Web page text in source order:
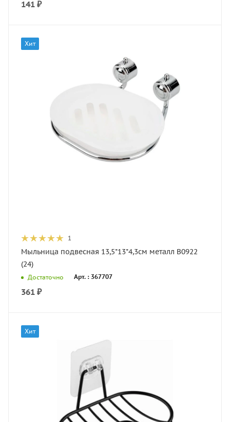
141 ₽
Хит
1
Мыльница подвесная 13,5*13*4,3см металл B0922
(24)
Достаточно Арт. : 367707
361 ₽
Хит